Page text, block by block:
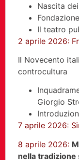
Nascita
Il teatro
2 aprile 2026:
Il Novecento
controcultura
Giorgio
7 aprile 2026:
8 aprile 2026:
nella tradizione